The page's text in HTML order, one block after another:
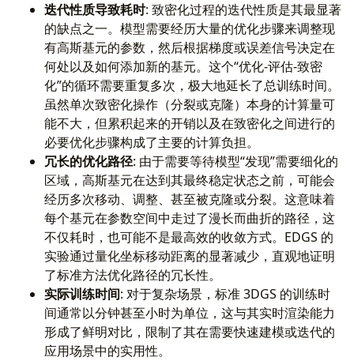
迭代性质导致耗时: 致密化过程的迭代性质是其最显著
的缺点之一。模型需要经历大量的优化步骤来调整现
有高斯基元的参数，然后根据梯度或误差信号决定在
何处以及如何添加新的基元。这个“优化-评估-致密
化”的循环需要重复多次，极大地延长了总训练时间。
虽然单次致密化操作（分裂或克隆）本身的计算量可
能不大，但累积起来的开销以及在致密化之间进行的
必要优化步骤构成了主要的计算负担。
冗长的优化路径: 由于需要等待模型“发现”需要细化的
区域，高斯基元在达到其最终稳定状态之前，可能会
经历多次移动、调整、甚至被克隆或分裂。这意味着
每个基元在参数空间中走过了漫长而曲折的路径，这
不仅耗时，也可能不是最高效的收敛方式。EDGS 的
实验通过量化坐标移动距离的显著减少，直观地证明
了标准方法优化路径的冗长性。
实际训练时间: 对于复杂场景，标准 3DGS 的训练时
间通常以分钟甚至小时为单位，这与其实时渲染能力
形成了鲜明对比，限制了其在需要快速建模或迭代的
应用场景中的实用性。